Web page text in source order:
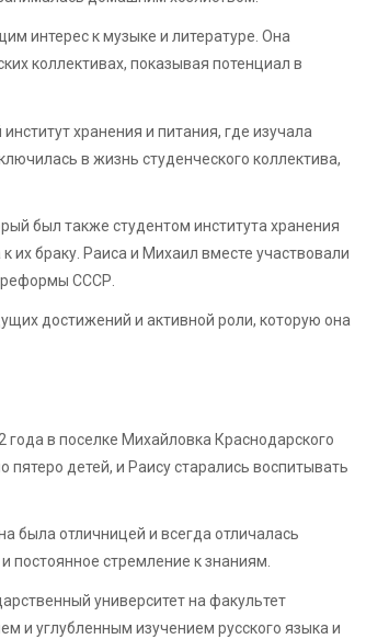
интерес к музыке и литературе. Она
коллективах, показывая потенциал в
хранения и питания, где изучала
в жизнь студенческого коллектива,
был также студентом института хранения
их браку. Раиса и Михаил вместе участвовали
реформы СССР.
достижений и активной роли, которую она
в поселке Михайловка Краснодарского
детей, и Раису старались воспитывать
была отличницей и всегда отличалась
постоянное стремление к знаниям.
университет на факультет
и углубленным изучением русского языка и